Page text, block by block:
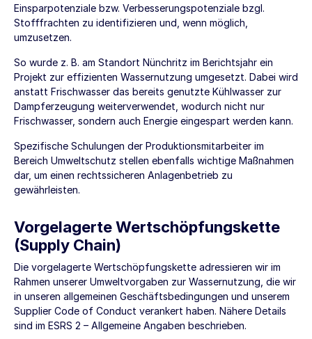
Einsparpotenziale bzw. Verbesserungspotenziale bzgl.
Stofffrachten zu identifizieren und, wenn möglich,
umzusetzen.
So wurde z. B. am Standort Nünchritz im Berichtsjahr ein
Projekt zur effizienten Wassernutzung umgesetzt. Dabei wird
anstatt Frischwasser das bereits genutzte Kühlwasser zur
Dampferzeugung weiterverwendet, wodurch nicht nur
Frischwasser, sondern auch Energie eingespart werden kann.
Spezifische Schulungen der Produktionsmitarbeiter im
Bereich Umweltschutz stellen ebenfalls wichtige Maßnahmen
dar, um einen rechtssicheren Anlagenbetrieb zu
gewährleisten.
Vorgelagerte Wertschöpfungskette
(Supply Chain)
Die vorgelagerte Wertschöpfungskette adressieren wir im
Rahmen unserer Umweltvorgaben zur Wassernutzung, die wir
in unseren allgemeinen Geschäftsbedingungen und unserem
Supplier Code of Conduct verankert haben. Nähere Details
sind im ESRS 2 – Allgemeine Angaben beschrieben.